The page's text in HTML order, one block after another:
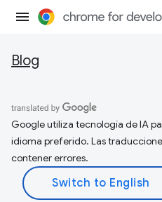
Blog
Google utiliza tecnología de IA
idioma preferido. Las
contener errores.